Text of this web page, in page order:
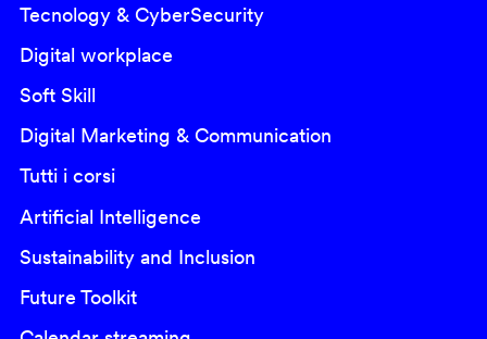
Tecnology & CyberSecurity
Digital workplace
Soft Skill
Digital Marketing & Communication
Tutti i corsi
Artificial Intelligence
Sustainability and Inclusion
Future Toolkit